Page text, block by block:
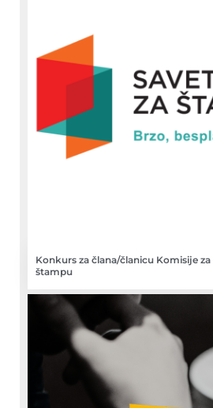
Konkurs za člana/članicu Komisije za
štampu